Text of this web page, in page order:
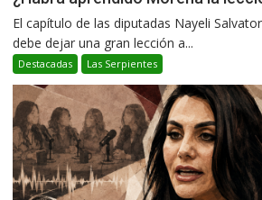
El capítulo de las diputadas Nayeli
debe dejar una gran lección a...
Destacadas Las Serpientes